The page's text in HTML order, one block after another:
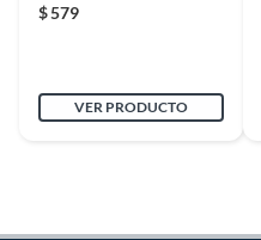
$579
VER PRODUCTO